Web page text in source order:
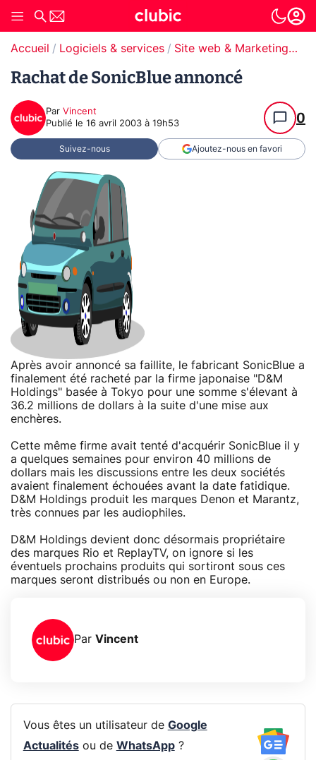
Accueil Logiciels & services Site web & Marketing Digital
Rachat de SonicBlue annoncé
Par Vincent
Publié le 16 avril 2003 à 19h53 0
Suivez-nous Ajoutez-nous en favori
Après avoir annoncé sa faillite, le fabricant SonicBlue a
finalement été racheté par la firme japonaise "D&M
Holdings" basée à Tokyo pour une somme s'élevant à
36.2 millions de dollars à la suite d'une mise aux
enchères.
Cette même firme avait tenté d'acquérir SonicBlue il y
a quelques semaines pour environ 40 millions de
dollars mais les discussions entre les deux sociétés
avaient finalement échouées avant la date fatidique.
D&M Holdings produit les marques Denon et Marantz,
très connues par les audiophiles.
D&M Holdings devient donc désormais propriétaire
des marques Rio et ReplayTV, on ignore si les
éventuels prochains produits qui sortiront sous ces
marques seront distribués ou non en Europe.
Par Vincent
Vous êtes un utilisateur de Google
Actualitésou de WhatsApp?